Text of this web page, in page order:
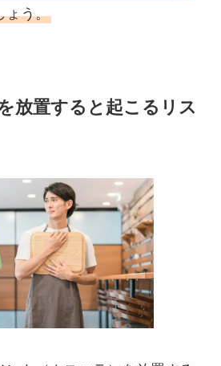
ょう。
放置すると起こるリス